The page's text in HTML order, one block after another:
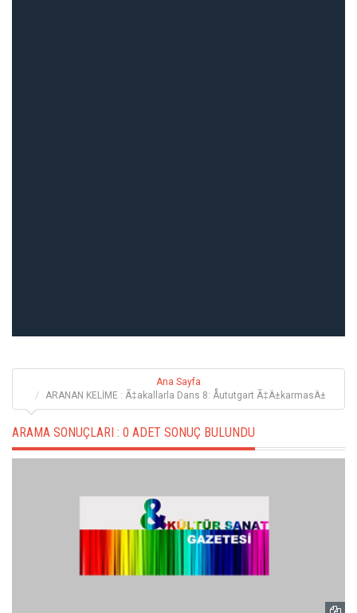
Ana Sayfa
ARANAN KELİME : Ã‡akallarla Dans 8: Åututgart Ã‡Ä±karmasÄ±
ARAMA SONUÇLARI : 0 ADET SONUÇ BULUNDU